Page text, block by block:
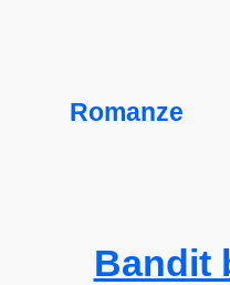
Romanze
Bandit